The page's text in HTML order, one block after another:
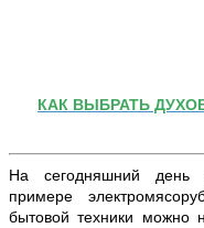
КАК ВЫБРАТЬ
На сегодняшний день
примере
бытовой техники можно